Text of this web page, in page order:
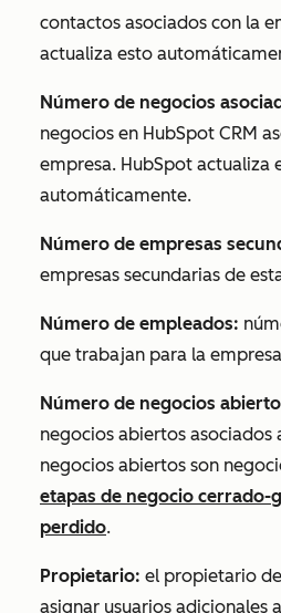
contactos asociados con la
actualiza esto
Número de negocios
negocios en HubSpot CRM
empresa. HubSpot actualiza
automáticamente.
Número de empresas
empresas secundarias de
Número de empleados:
que trabajan para la
Número de negocios
negocios abiertos asociados
negocios abiertos son
etapas de negocio cerrado-
perdido.
Propietario: el propietario
asignar usuarios adicionales